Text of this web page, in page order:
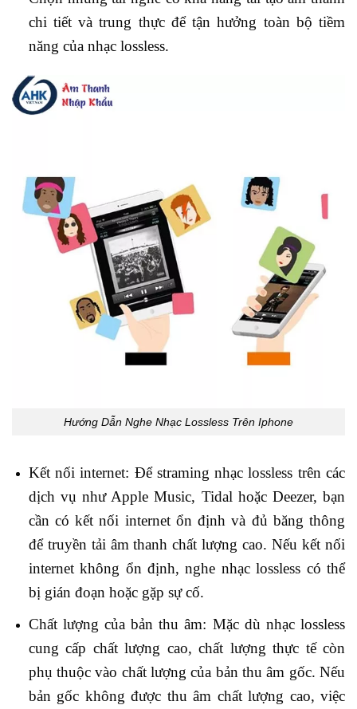
chi tiết và trung thực để tận hưởng toàn bộ tiềm
năng của nhạc lossless.
Hướng Dẫn Nghe Nhạc Lossless Trên Iphone
Kết nối internet: Để straming nhạc lossless trên các
dịch vụ như Apple Music, Tidal hoặc Deezer, bạn
cần có kết nối internet ổn định và đủ băng thông
để truyền tải âm thanh chất lượng cao. Nếu kết nối
internet không ổn định, nghe nhạc lossless có thể
bị gián đoạn hoặc gặp sự cố.
Chất lượng của bản thu âm: Mặc dù nhạc lossless
cung cấp chất lượng cao, chất lượng thực tế còn
phụ thuộc vào chất lượng của bản thu âm gốc. Nếu
bản gốc không được thu âm chất lượng cao, việc